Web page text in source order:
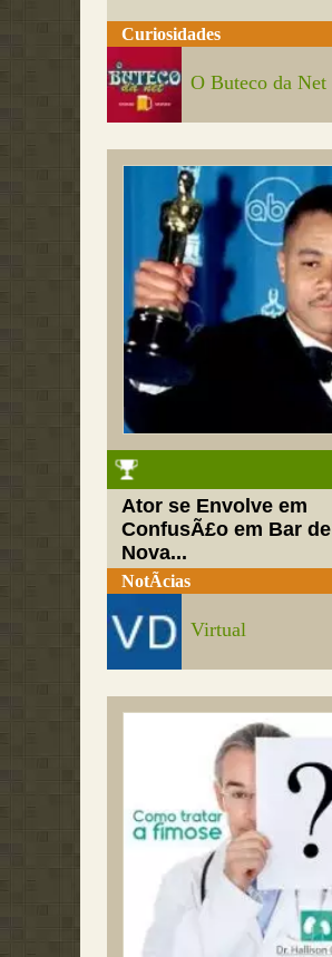
Curiosidades
O Buteco da Net
Ator se Envolve em
ConfusÃ£o em Bar de
Nova...
NotÃ­cias
Virtual